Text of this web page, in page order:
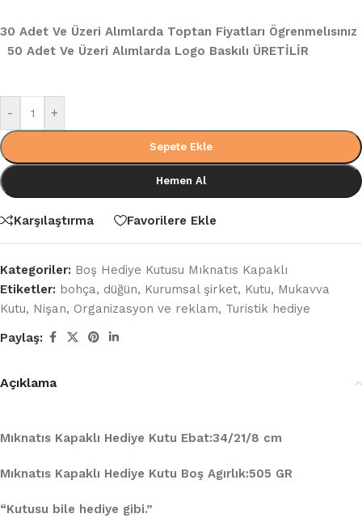
30 Adet Ve Üzeri Alımlarda Toptan Fiyatları Ögrenmelısınız
50 Adet Ve Üzeri Alımlarda Logo Baskılı ÜRETİLİR
- +
Sepete Ekle
Hemen Al
Karşılaştırma Favorilere Ekle
Kategoriler: Boş Hediye Kutusu Mıknatıs Kapaklı
Etiketler: bohça, düğün, Kurumsal şirket, Kutu, Mukavva
Kutu, Nişan, Organizasyon ve reklam, Turistik hediye
Paylaş:
Açıklama
Mıknatıs Kapaklı Hediye Kutu Ebat:34/21/8 cm
Mıknatıs Kapaklı Hediye Kutu Boş Agırlık:505 GR
“Kutusu bile hediye gibi.”